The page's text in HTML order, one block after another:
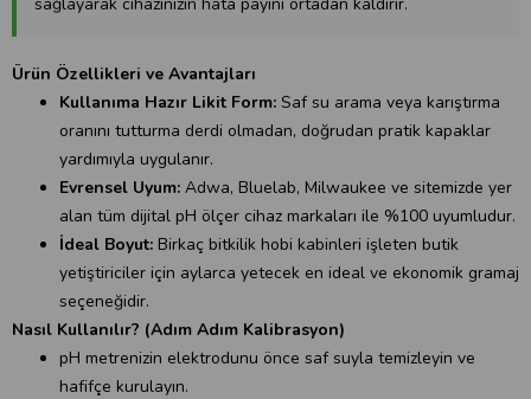
Ürün Özellikleri ve Avantajları
Kullanıma Hazır Likit Form: Saf su arama veya karıştırma
oranını tutturma derdi olmadan, doğrudan pratik kapaklar
yardımıyla uygulanır.
Evrensel Uyum: Adwa, Bluelab, Milwaukee ve sitemizde yer
alan tüm dijital pH ölçer cihaz markaları ile %100 uyumludur.
İdeal Boyut: Birkaç bitkilik hobi kabinleri işleten butik
yetiştiriciler için aylarca yetecek en ideal ve ekonomik gramaj
seçeneğidir.
Nasıl Kullanılır? (Adım Adım Kalibrasyon)
pH metrenizin elektrodunu önce saf suyla temizleyin ve
hafifçe kurulayın.